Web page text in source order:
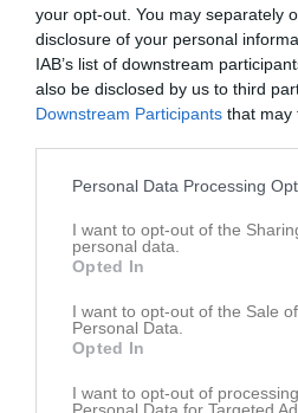
your opt-out. You may separately
disclosure of your personal
IAB’s list of downstream
also be disclosed by us to third
Downstream Participants that may
Personal Data Processing
I want to opt-out of the
personal data.
Opted In
I want to opt-out of the Sale
Personal Data.
Opted In
I want to opt-out of
Logga in som administratör och skapa ert
På gång Kalender